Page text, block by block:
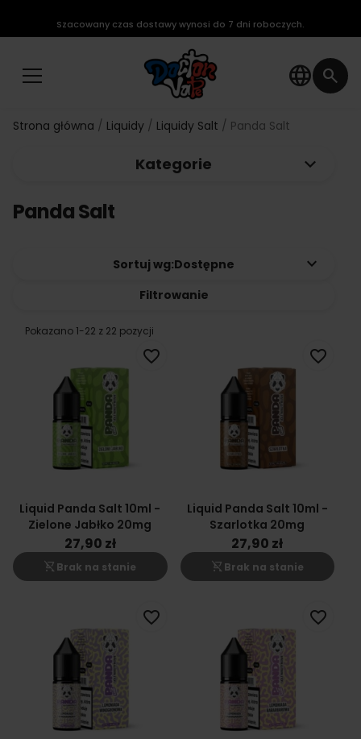
language search
Szacowany czas dostawy wynosi do 7 dni roboczych.
Strona główna Liquidy Liquidy Salt Panda Salt
Kategorie keyboard_arrow_down
Panda Salt
Sortuj wg:Dostępne keyboard_arrow_down
Filtrowanie
Pokazano 1-22 z 22 pozycji
Liquid Panda Salt 10ml -
Zielone Jabłko 20mg
27,90 zł
shopping_cart_off Brak na stanie
favorite_border
Liquid Panda Salt 10ml -
Szarlotka 20mg
27,90 zł
shopping_cart_off Brak na stanie
favorite_border
favorite_border favorite_border